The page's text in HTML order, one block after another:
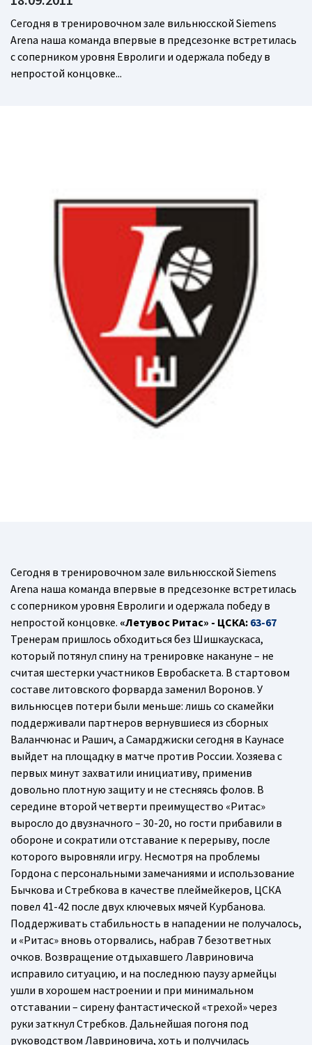
Сегодня в тренировочном зале вильнюсской Siemens
Arena наша команда впервые в предсезонке встретилась
с соперником уровня Евролиги и одержала победу в
непростой концовке...
Сегодня в тренировочном зале вильнюсской Siemens
Arena наша команда впервые в предсезонке встретилась
с соперником уровня Евролиги и одержала победу в
непростой концовке. «Летувос Ритас» - ЦСКА: 63-67
Тренерам пришлось обходиться без Шишкаускаса,
который потянул спину на тренировке накануне – не
считая шестерки участников Евробаскета. В стартовом
составе литовского форварда заменил Воронов. У
вильнюсцев потери были меньше: лишь со скамейки
поддерживали партнеров вернувшиеся из сборных
Валанчюнас и Рашич, а Самарджиски сегодня в Каунасе
выйдет на площадку в матче против России. Хозяева с
первых минут захватили инициативу, применив
довольно плотную защиту и не стесняясь фолов. В
середине второй четверти преимущество «Ритас»
выросло до двузначного – 30-20, но гости прибавили в
обороне и сократили отставание к перерыву, после
которого выровняли игру. Несмотря на проблемы
Гордона с персональными замечаниями и использование
Бычкова и Стребкова в качестве плеймейкеров, ЦСКА
повел 41-42 после двух ключевых мячей Курбанова.
Поддерживать стабильность в нападении не получалось,
и «Ритас» вновь оторвались, набрав 7 безответных
очков. Возвращение отдыхавшего Лавриновича
исправило ситуацию, и на последнюю паузу армейцы
ушли в хорошем настроении и при минимальном
отставании – сирену фантастической «трехой» через
руки заткнул Стребков. Дальнейшая погоня под
руководством Лавриновича, хоть и получилась